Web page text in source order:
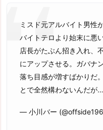
ミスド元アルバイト男
バイトテロより始末に悪
店長がたぶん招き入れ、
にアップさせる。ガバナ
落ち目感が増すばかりだ
とで全然構わないんだが…
— 小川バー